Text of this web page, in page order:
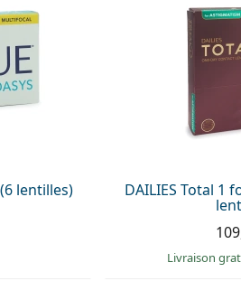
lentilles) DAILIES Total 1
Livraison